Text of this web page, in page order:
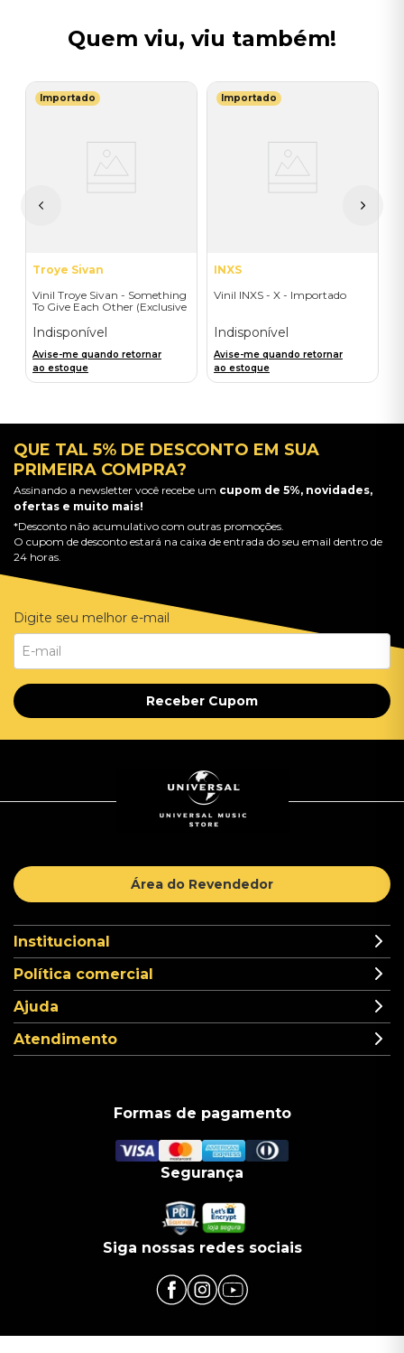
Quem viu, viu também!
Importado
Troye Sivan
Vinil Troye Sivan - Something
To Give Each Other (Exclusive
Postcard) - Importado
Indisponível
Avise-me quando retornar
ao estoque
Importado
INXS
Vinil INXS - X - Importado
Indisponível
Avise-me quando retornar
ao estoque
QUE TAL 5% DE DESCONTO EM SUA
PRIMEIRA COMPRA?
Assinando a newsletter você recebe um cupom de 5%, novidades,
ofertas e muito mais!
*Desconto não acumulativo com outras promoções.
O cupom de desconto estará na caixa de entrada do seu email dentro de
24 horas.
Digite seu melhor e-mail
Receber Cupom
Área do Revendedor
Institucional
Política comercial
Ajuda
Atendimento
Formas de pagamento
Segurança
Siga nossas redes sociais